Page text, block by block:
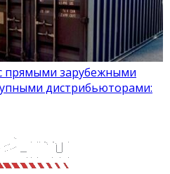
прямыми зарубежными
дистрибьюторами: